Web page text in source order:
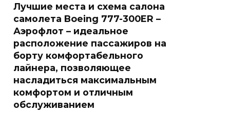
Лучшие места и схема салона
самолета Boeing 777-300ER –
Аэрофлот – идеальное
расположение пассажиров на
борту комфортабельного
лайнера, позволяющее
насладиться максимальным
комфортом и отличным
обслуживанием